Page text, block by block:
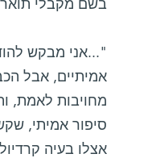
בשם מקבלי תואר
"...אני מבקש
אמיתיים, אבל
מחויבות לאמת,
אצלו בעיה